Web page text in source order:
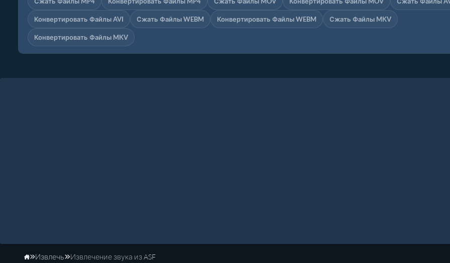
Конвертировать Файлы AVI Сжать Файлы WEBM Конвертировать Файлы WEBM Сжать Файлы MKV
Конвертировать Файлы MKV
Извлечь Извлечение звука из ASF